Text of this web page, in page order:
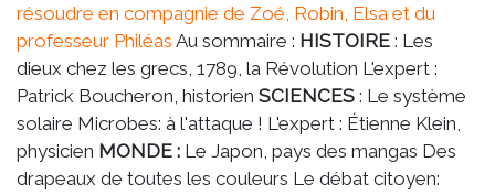
résoudre en compagnie de Zoé, Robin, Elsa et du
professeur Philéas Au sommaire : HISTOIRE : Les
dieux chez les grecs, 1789, la Révolution L'expert :
Patrick Boucheron, historien SCIENCES : Le système
solaire Microbes: à l'attaque ! L'expert : Étienne Klein,
physicien MONDE : Le Japon, pays des mangas Des
drapeaux de toutes les couleurs Le débat citoyen: